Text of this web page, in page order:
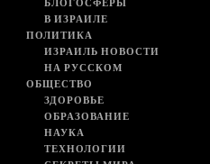
В ИЗРАИЛЕ
ПОЛИТИКА
ИЗРАИЛЬ НОВОСТИ
НА РУССКОМ
ОБЩЕСТВО
ЗДОРОВЬЕ
ОБРАЗОВАНИЕ
НАУКА
ТЕХНОЛОГИИ